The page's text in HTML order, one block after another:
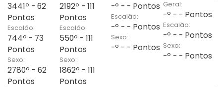
3441º - 62
Pontos
Escalão:
744º - 73
Pontos
Sexo:
2780º - 62
Pontos
2192º - 111
Pontos
Escalão:
550º - 111
Pontos
Sexo:
1862º - 111
Pontos
-º - - Pontos
Escalão:
-º - - Pontos
Sexo:
-º - - Pontos
Geral:
-º - - Pontos
Escalão:
-º - - Pontos
Sexo:
-º - - Pontos